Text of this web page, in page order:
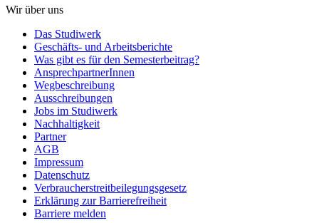
Wir über uns
Das Studiwerk
Geschäfts- und Arbeitsberichte
Was gibt es für den Semesterbeitrag?
AnsprechpartnerInnen
Wegbeschreibung
Ausschreibungen
Jobs im Studiwerk
Nachhaltigkeit
Partner
AGB
Impressum
Datenschutz
Verbraucherstreitbeilegungsgesetz
Erklärung zur Barrierefreiheit
Barriere melden